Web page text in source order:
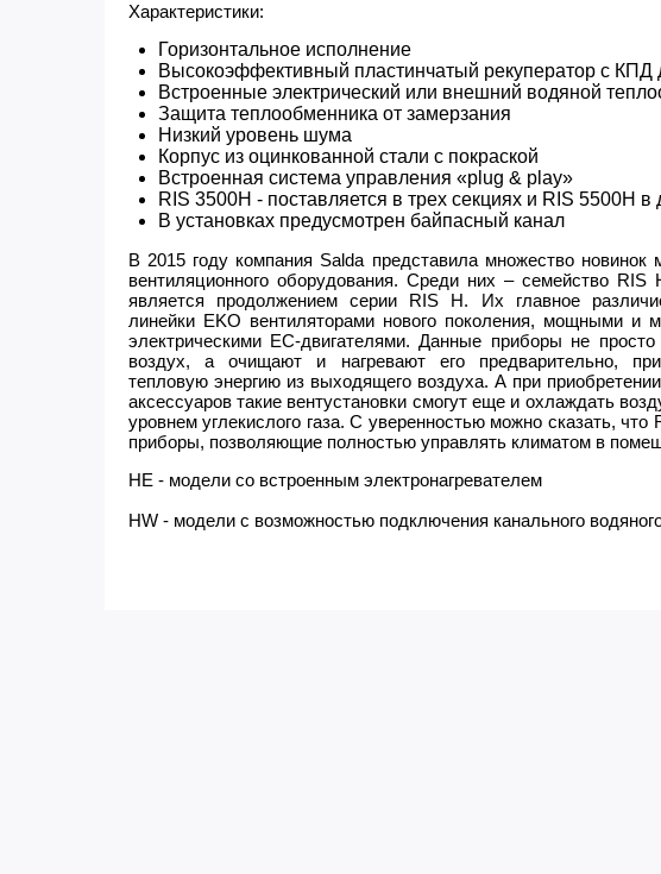
Характеристики:
Горизонтальное исполнение
Высокоэффективный пластинчатый рекуператор с КПД
Встроенные электрический или внешний водяной
Защита теплообменника от замерзания
Низкий уровень шума
Корпус из оцинкованной стали с покраской
Встроенная система управления «plug & play»
RIS 3500H - поставляется в трех секциях и RIS 5500H в
В установках предусмотрен байпасный канал
В 2015 году компания Salda представила множество новинок
вентиляционного оборудования. Среди них – семейство RIS
является продолжением серии RIS H. Их главное
линейки EKO вентиляторами нового поколения, мощными и
электрическими ЕС-двигателями. Данные приборы не
воздух, а очищают и нагревают его предварительно,
тепловую энергию из выходящего воздуха. А при
аксессуаров такие вентустановки смогут еще и охлаждать
уровнем углекислого газа. С уверенностью можно сказать, что
приборы, позволяющие полностью управлять климатом в
HE - модели со встроенным электронагревателем
HW - модели с возможностью подключения канального